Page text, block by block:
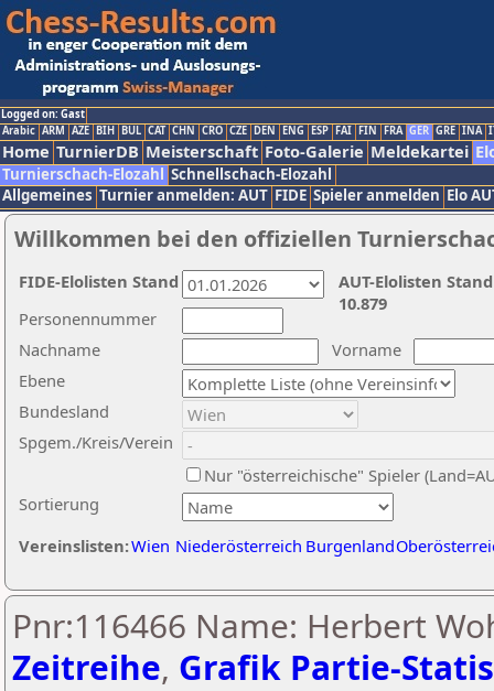
Logged on: Gast
Arabic ARM AZE BIH BUL CAT CHN CRO CZE DEN ENG ESP FAI FIN FRA GER GRE INA
Home TurnierDB Meisterschaft Foto-Galerie Meldekartei
Turnierschach-Elozahl Schnellschach-Elozahl
Allgemeines Turnier anmelden: AUT FIDE Spieler anmelden Elo
Willkommen bei den offiziellen
Nachname
Vorname
Ebene
Sortierung
Personennummer
Bundesland
Spgem./Kreis/Verein
Nur "österreichische" Spieler
Vereinslisten:Wien Niederösterreich Burgenland
AUT-Elolisten
10.879
FIDE-Elolisten Stand
Pnr:116466 Name: Herbert
Zeitreihe, Grafik Partie-